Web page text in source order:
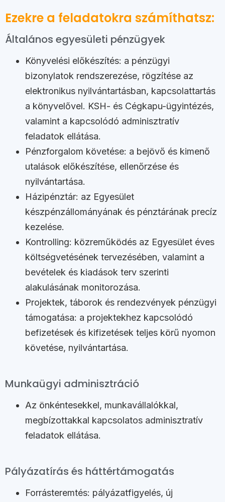
Ezekre a feladatokra számíthatsz:
Általános egyesületi pénzügyek
Könyvelési előkészítés: a pénzügyi
bizonylatok rendszerezése, rögzítése az
elektronikus nyilvántartásban, kapcsolattartás
a könyvelővel. KSH- és Cégkapu-ügyintézés,
valamint a kapcsolódó adminisztratív
feladatok ellátása.
Pénzforgalom követése: a bejövő és kimenő
utalások előkészítése, ellenőrzése és
nyilvántartása.
Házipénztár: az Egyesület
készpénzállományának és pénztárának precíz
kezelése.
Kontrolling: közreműködés az Egyesület éves
költségvetésének tervezésében, valamint a
bevételek és kiadások terv szerinti
alakulásának monitorozása.
Projektek, táborok és rendezvények pénzügyi
támogatása: a projektekhez kapcsolódó
befizetések és kifizetések teljes körű nyomon
követése, nyilvántartása.
Munkaügyi adminisztráció
Az önkéntesekkel, munkavállalókkal,
megbízottakkal kapcsolatos adminisztratív
feladatok ellátása.
Pályázatírás és háttértámogatás
Forrásteremtés: pályázatfigyelés, új